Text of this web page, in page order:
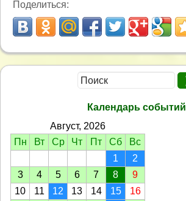
Поделиться:
Календарь событий
Август, 2026
Пн
Вт Ср Чт Пт Сб
Вс
1
2
3
4 5 6 7 8
9
10
11 12 13 14 15
16